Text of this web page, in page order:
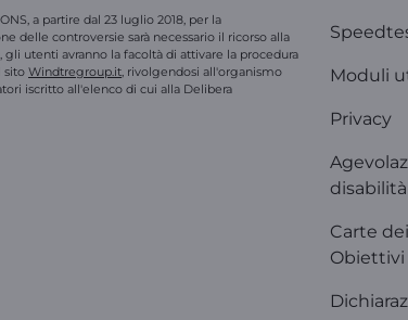
a partire dal 23 luglio 2018, per la
delle controversie sarà necessario il ricorso alla
utenti avranno la facoltà di attivare la procedura
sito Windtregroup.it, rivolgendosi all'organismo
iscritto all'elenco di cui alla Delibera
Moduli
Privacy
disabilità
Carte
Obiettivi